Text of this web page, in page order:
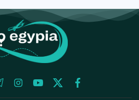
facebook
twitter
youtube